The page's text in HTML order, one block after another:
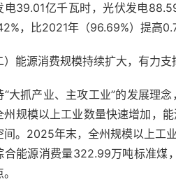
电39.01亿千瓦时，光伏发电
，比2021年（96.69%）提高
）能源消费规模持续扩大，有力
“大抓产业、主攻工业”的发展理
州规模以上工业数量快速增加，
间。2025年末，全州规模以上工
合能源消费量322.99万吨标准煤